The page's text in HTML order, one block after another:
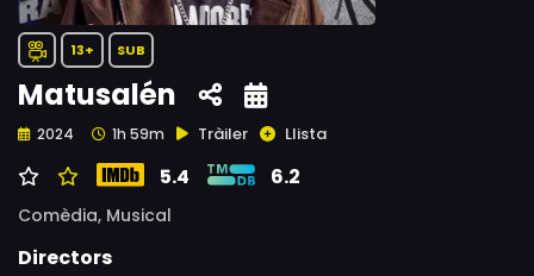
13+ SUB
Matusalén
2024 1h 59m Tràiler Llista
5.4 6.2
Comèdia, Musical
Directors